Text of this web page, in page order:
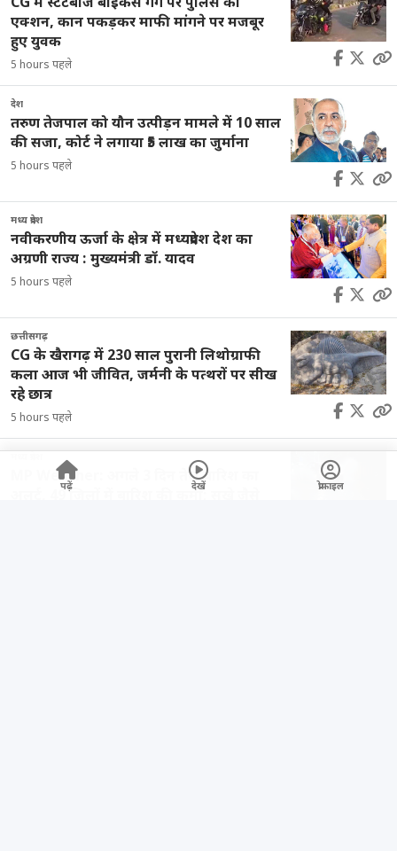
CG में स्टंटबाज बाइकर्स गैंग पर पुलिस का
एक्शन, कान पकड़कर माफी मांगने पर मजबूर
हुए युवक
5 hours पहले
देश
तरुण तेजपाल को यौन उत्पीड़न मामले में 10 साल
की सजा, कोर्ट ने लगाया ₹5 लाख का जुर्माना
5 hours पहले
मध्य प्रदेश
नवीकरणीय ऊर्जा के क्षेत्र में मध्यप्रदेश देश का
अग्रणी राज्य : मुख्यमंत्री डॉ. यादव
5 hours पहले
छत्तीसगढ़
CG के खैरागढ़ में 230 साल पुरानी लिथोग्राफी
कला आज भी जीवित, जर्मनी के पत्थरों पर सीख
रहे छात्र
5 hours पहले
MP Weather: अगले 3 दिन तेज बारिश का
अलर्ट, 49 जिलों में बारिश की कमी; सूखे जैसे
पढ़ें देखें प्रोफाइल